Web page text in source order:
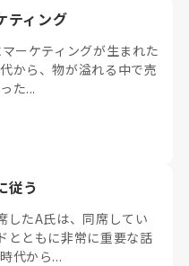
ィング
ーケティングが生まれた
から、物が溢れる中で売
た...
う
したA氏は、同席してい
とともに非常に重要な話
代から...